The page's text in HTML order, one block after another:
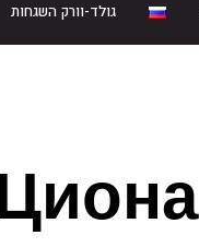
גולד-וורק השגחות